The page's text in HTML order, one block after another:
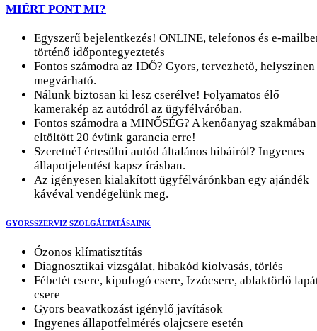
MIÉRT PONT MI?
Egyszerű bejelentkezés! ONLINE, telefonos és e-
történő időpontegyeztetés
Fontos számodra az IDŐ? Gyors, tervezhető, helyszínen
megvárható.
Nálunk biztosan ki lesz cserélve! Folyamatos élő
kamerakép az autódról az ügyfélváróban.
Fontos számodra a MINŐSÉG? A kenőanyag szakmában
eltöltött 20 évünk garancia erre!
SzeretnéI értesülni autód általános hibáiról? Ingyenes
állapotjelentést kapsz írásban.
Az igényesen kialakított ügyfélvárónkban egy ajándék
kávéval vendégelünk meg.
GYORSSZERVIZ SZOLGÁLTATÁSAINK
Ózonos klímatisztítás
Diagnosztikai vizsgálat, hibakód kiolvasás, törlés
Fébetét csere, kipufogó csere, Izzócsere, ablaktörlő
csere
Gyors beavatkozást igénylő javítások
Ingyenes állapotfelmérés olajcsere esetén